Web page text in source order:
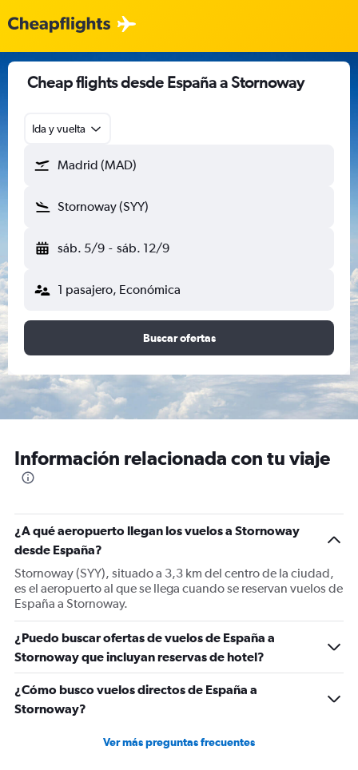
Cheap flights desde España a Stornoway
Ida y vuelta
Madrid (MAD)
Stornoway (SYY)
sáb. 5/9 - sáb. 12/9
1 pasajero, Económica
Buscar ofertas
Información relacionada con tu viaje
¿A qué aeropuerto llegan los vuelos a Stornoway
desde España?
Stornoway (SYY), situado a 3,3 km del centro de la ciudad,
es el aeropuerto al que se llega cuando se reservan vuelos de
España a Stornoway.
¿Puedo buscar ofertas de vuelos de España a
Stornoway que incluyan reservas de hotel?
¿Cómo busco vuelos directos de España a
Stornoway?
Ver más preguntas frecuentes